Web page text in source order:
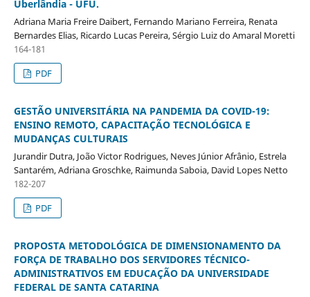
Uberlândia - UFU.
Adriana Maria Freire Daibert, Fernando Mariano Ferreira, Renata
Bernardes Elias, Ricardo Lucas Pereira, Sérgio Luiz do Amaral Moretti
164-181
PDF
GESTÃO UNIVERSITÁRIA NA PANDEMIA DA COVID-19:
ENSINO REMOTO, CAPACITAÇÃO TECNOLÓGICA E
MUDANÇAS CULTURAIS
Jurandir Dutra, João Victor Rodrigues, Neves Júnior Afrânio, Estrela
Santarém, Adriana Groschke, Raimunda Saboia, David Lopes Netto
182-207
PDF
PROPOSTA METODOLÓGICA DE DIMENSIONAMENTO DA
FORÇA DE TRABALHO DOS SERVIDORES TÉCNICO-
ADMINISTRATIVOS EM EDUCAÇÃO DA UNIVERSIDADE
FEDERAL DE SANTA CATARINA